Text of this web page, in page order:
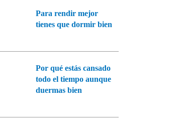
Para rendir mejor
tienes que dormir bien
Por qué estás cansado
todo el tiempo aunque
duermas bien